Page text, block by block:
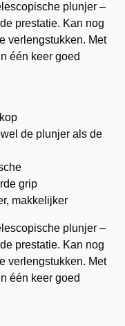
plunjer –
prestatie. Kan nog
verlengstukken. Met
één keer goed
de plunjer als de
grip
makkelijker
plunjer –
prestatie. Kan nog
verlengstukken. Met
één keer goed